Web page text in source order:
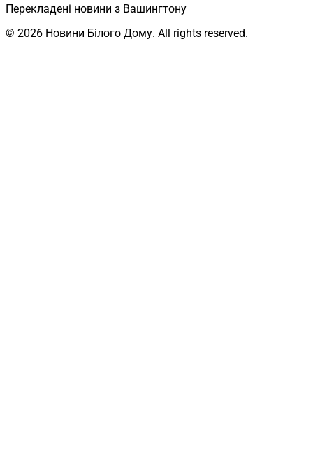
Перекладені новини з Вашингтону
© 2026 Новини Білого Дому. All rights reserved.